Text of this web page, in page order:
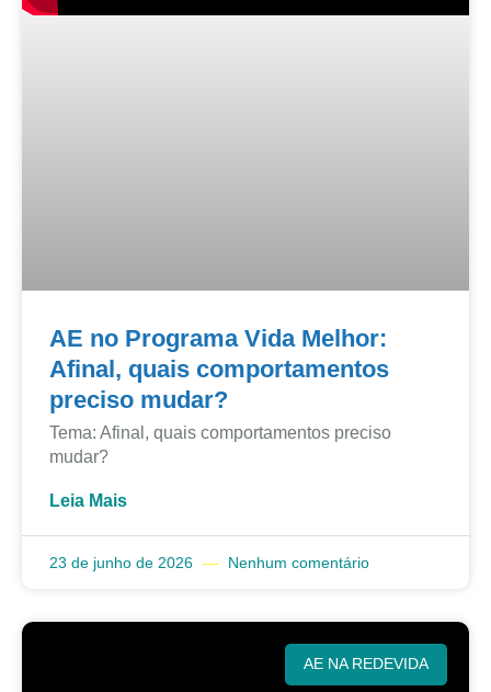
AE no Programa Vida Melhor:
Afinal, quais comportamentos
preciso mudar?
Tema: Afinal, quais comportamentos preciso
mudar?
Leia Mais
23 de junho de 2026 Nenhum comentário
AE NA REDEVIDA